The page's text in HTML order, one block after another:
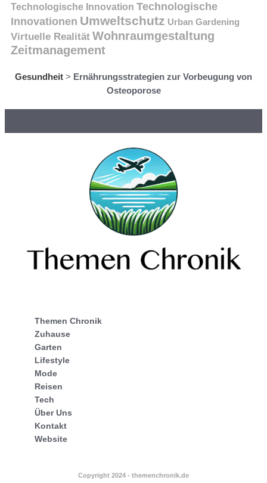
Technologische Innovation Technologische
Innovationen Umweltschutz Urban Gardening
Virtuelle Realität Wohnraumgestaltung
Zeitmanagement
Gesundheit > Ernährungsstrategien zur Vorbeugung von
Osteoporose
Themen Chronik
Zuhause
Garten
Lifestyle
Mode
Reisen
Tech
Über Uns
Kontakt
Website
Copyright 2024 - themenchronik.de